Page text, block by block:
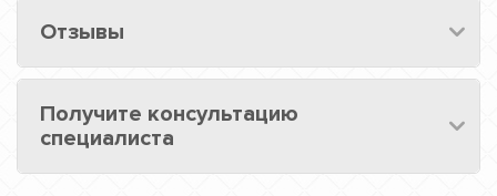
Отзывы
Получите консультацию
специалиста